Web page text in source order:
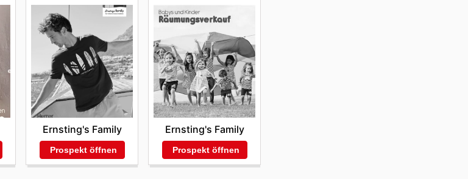
Ernsting's Family
Prospekt öffnen
Ernsting's Family
Prospekt öffnen